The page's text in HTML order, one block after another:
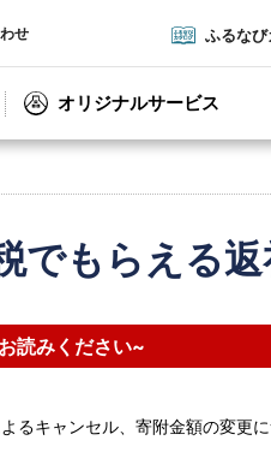
せ ふるな
オリジナルサービス
でもらえる
読みください~
るキャンセル、寄附金額の変更に